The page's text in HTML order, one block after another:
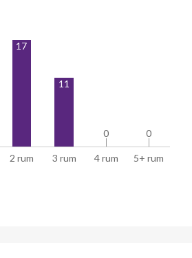
2 rum 3 rum 4 rum 5+ rum
17
11
0
0 0
0